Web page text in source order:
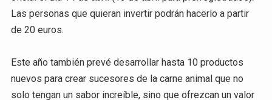
Las personas que quieran invertir podrán hacerlo a partir
de 20 euros.
Este año también prevé desarrollar hasta 10 productos
nuevos para crear sucesores de la carne animal que no
solo tengan un sabor increíble, sino que ofrezcan un valor